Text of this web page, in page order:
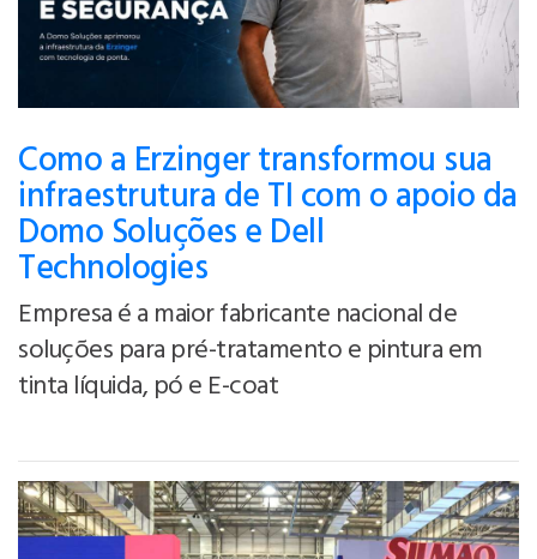
Como a Erzinger transformou sua
infraestrutura de TI com o apoio da
Domo Soluções e Dell
Technologies
Empresa é a maior fabricante nacional de
soluções para pré-tratamento e pintura em
tinta líquida, pó e E-coat